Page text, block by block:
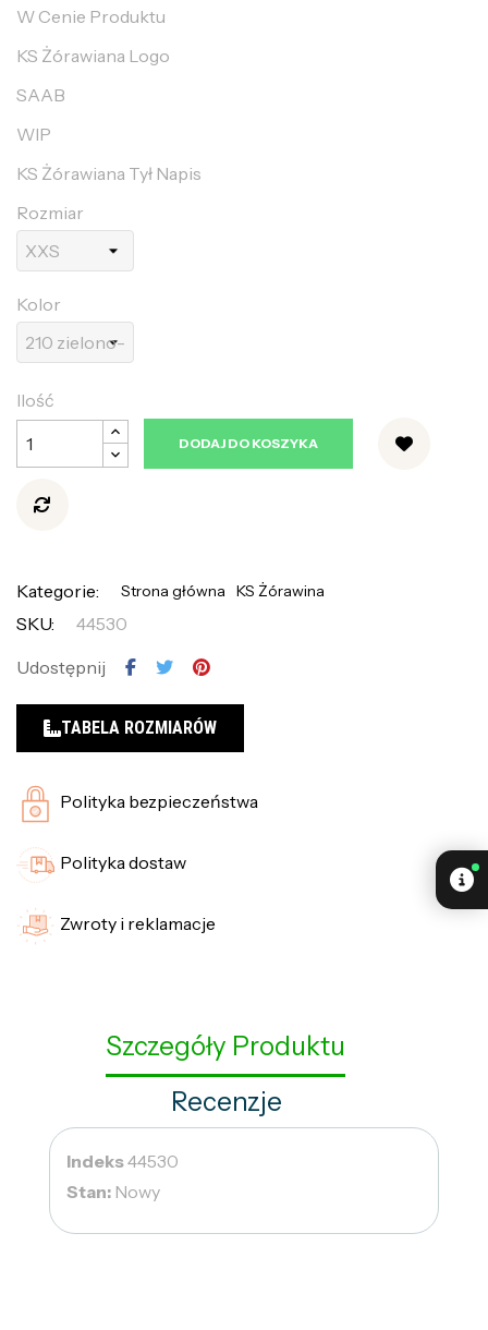
W Cenie Produktu
KS Żórawiana Logo
SAAB
WIP
KS Żórawiana Tył Napis
Rozmiar
Kolor
Ilość
DODAJ DO KOSZYKA
Kategorie: Strona główna KS Żórawina
SKU:
44530
Udostępnij
TABELA ROZMIARÓW
Polityka bezpieczeństwa
Polityka dostaw
Zwroty i reklamacje
Szczegóły Produktu
Recenzje
Indeks44530
Stan: Nowy